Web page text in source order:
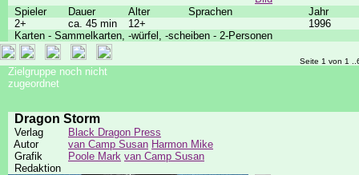
Spieler
Dauer Alter Sprachen
Jahr
2+
ca. 45 min 12+
1996
Karten - Sammelkarten, -würfel, -scheiben - 2-Personen
Seite 1 von 1
Zielgruppe noch nicht
zugeordnet
Dragon Storm
Verlag
Black Dragon Press
Autor
van Camp Susan Harmon Mike
Grafik
Poole Mark van Camp Susan
Redaktion